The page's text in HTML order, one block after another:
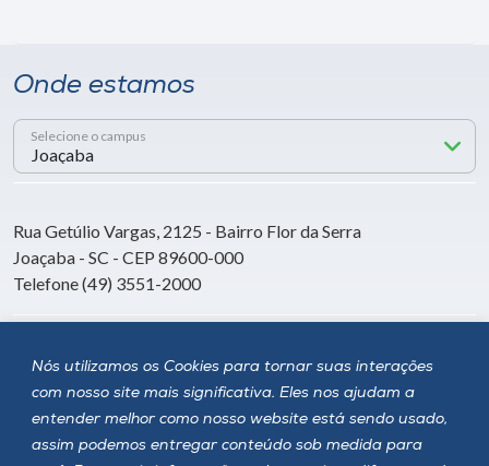
Nós utilizamos os Cookies para tornar suas interações
com nosso site mais significativa. Eles nos ajudam a
entender melhor como nosso website está sendo usado,
assim podemos entregar conteúdo sob medida para
Onde estamos
Selecione o campus
Rua Getúlio Vargas, 2125 - Bairro Flor da Serra
Joaçaba - SC - CEP 89600-000
Telefone (49) 3551-2000
Siga a Unoesc